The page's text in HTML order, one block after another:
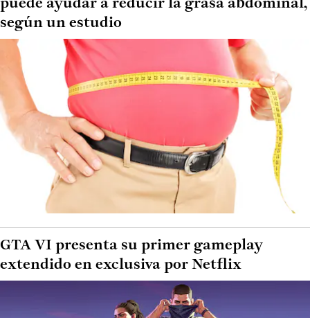
puede ayudar a reducir la grasa abdominal,
según un estudio
GTA VI presenta su primer gameplay
extendido en exclusiva por Netflix